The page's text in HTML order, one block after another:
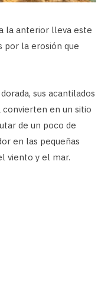
la anterior lleva este
por la erosión que
sus acantilados
en un sitio
de un poco de
en las pequeñas
viento y el mar.